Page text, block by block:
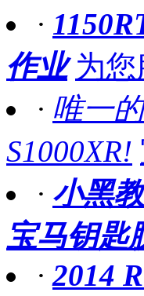
·
作业 为您
· 唯一
S1000XR!
· 小黑
宝马钥匙
·2014